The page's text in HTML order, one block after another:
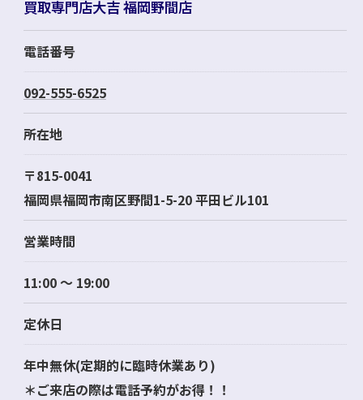
買取専門店大吉 福岡野間店
電話番号
092-555-6525
所在地
〒815-0041
福岡県福岡市南区野間1-5-20 平田ビル101
営業時間
11:00 ～ 19:00
定休日
年中無休(定期的に臨時休業あり)
＊ご来店の際は電話予約がお得！！